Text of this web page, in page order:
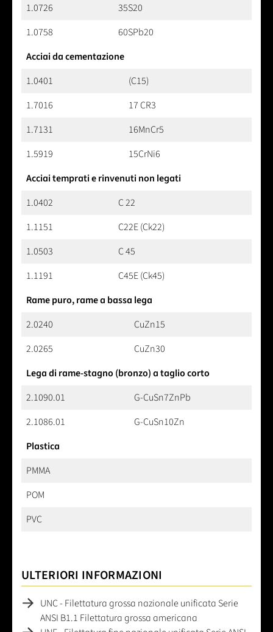
1.0726
35S20
1.0758
60SPb20
Acciai da cementazione
1.0401
(C15)
1.7016
17 CR3
1.7131
16MnCr5
1.5919
15CrNi6
Acciai temprati e rinvenuti non legati
1.0402
C 22
1.1151
C22E (Ck22)
1.0503
C 45
1.1191
C45E (Ck45)
Rame puro, rame a bassa lega
2.0240
CuZn15
2.0265
CuZn30
Lega di rame-stagno (bronzo) a taglio corto
2.1090.01
G-CuSn7ZnPb
2.1086.01
G-CuSn10Zn
Plastica
PMMA
POM
PVC
ULTERIORI INFORMAZIONI
UNC - Filettatura grossa nazionale unificata Serie
ANSI B1.1 Filettatura grossa americana